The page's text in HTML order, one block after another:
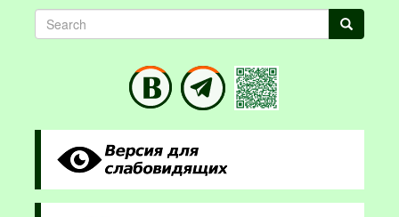
Search Search